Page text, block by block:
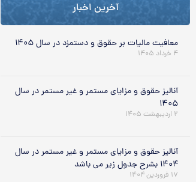
آخرین اخبار
معافیت مالیات بر حقوق و دستمزد در سال ۱۴۰۵
۴ خرداد ۱۴۰۵
آنالیز حقوق و مزایای مستمر و غیر مستمر در سال
۱۴۰۵
۲ اردیبهشت ۱۴۰۵
آنالیز حقوق و مزایای مستمر و غیر مستمر در سال
۱۴۰۴ بشرح جدول زیر می باشد
۱۷ فروردین ۱۴۰۴